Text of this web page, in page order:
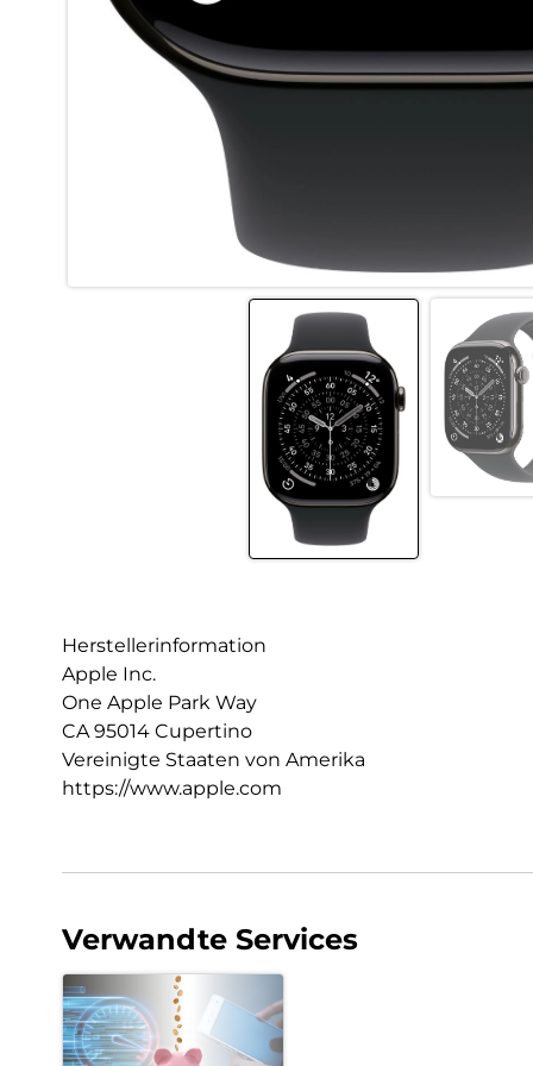
Herstellerinformation
Apple Inc.
One Apple Park Way
CA 95014 Cupertino
Vereinigte Staaten von Amerika
https://www.apple.com
Verwandte Services